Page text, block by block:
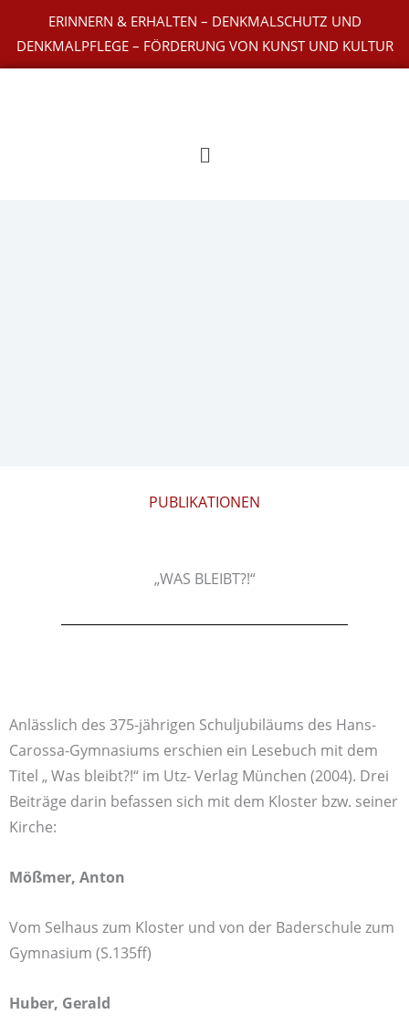
Inhalt
springen
ERINNERN & ERHALTEN – DENKMALSCHUTZ UND
DENKMALPFLEGE – FÖRDERUNG VON KUNST UND KULTUR
Main
PUBLIKATIONEN
„WAS BLEIBT?!“
Anlässlich des 375-jährigen Schuljubiläums des Hans-
Carossa-Gymnasiums erschien ein Lesebuch mit dem
Titel „ Was bleibt?!“ im Utz- Verlag München (2004). Drei
Beiträge darin befassen sich mit dem Kloster bzw. seiner
Kirche:
Mößmer, Anton
Vom Selhaus zum Kloster und von der Baderschule zum
Gymnasium (S.135ff)
Huber, Gerald